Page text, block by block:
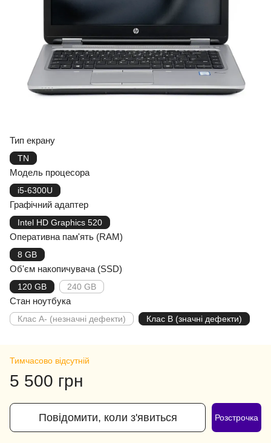
Тип екрану
TN
Модель процесора
i5-6300U
Графічний адаптер
Intel HD Graphics 520
Оперативна пам'ять (RAM)
8 GB
Об'єм накопичувача (SSD)
120 GB 240 GB
Стан ноутбука
Клас A- (незначні дефекти) Клас B (значні дефекти)
Тимчасово відсутній
5 500 грн
Повідомити, коли з'явиться Розстрочка